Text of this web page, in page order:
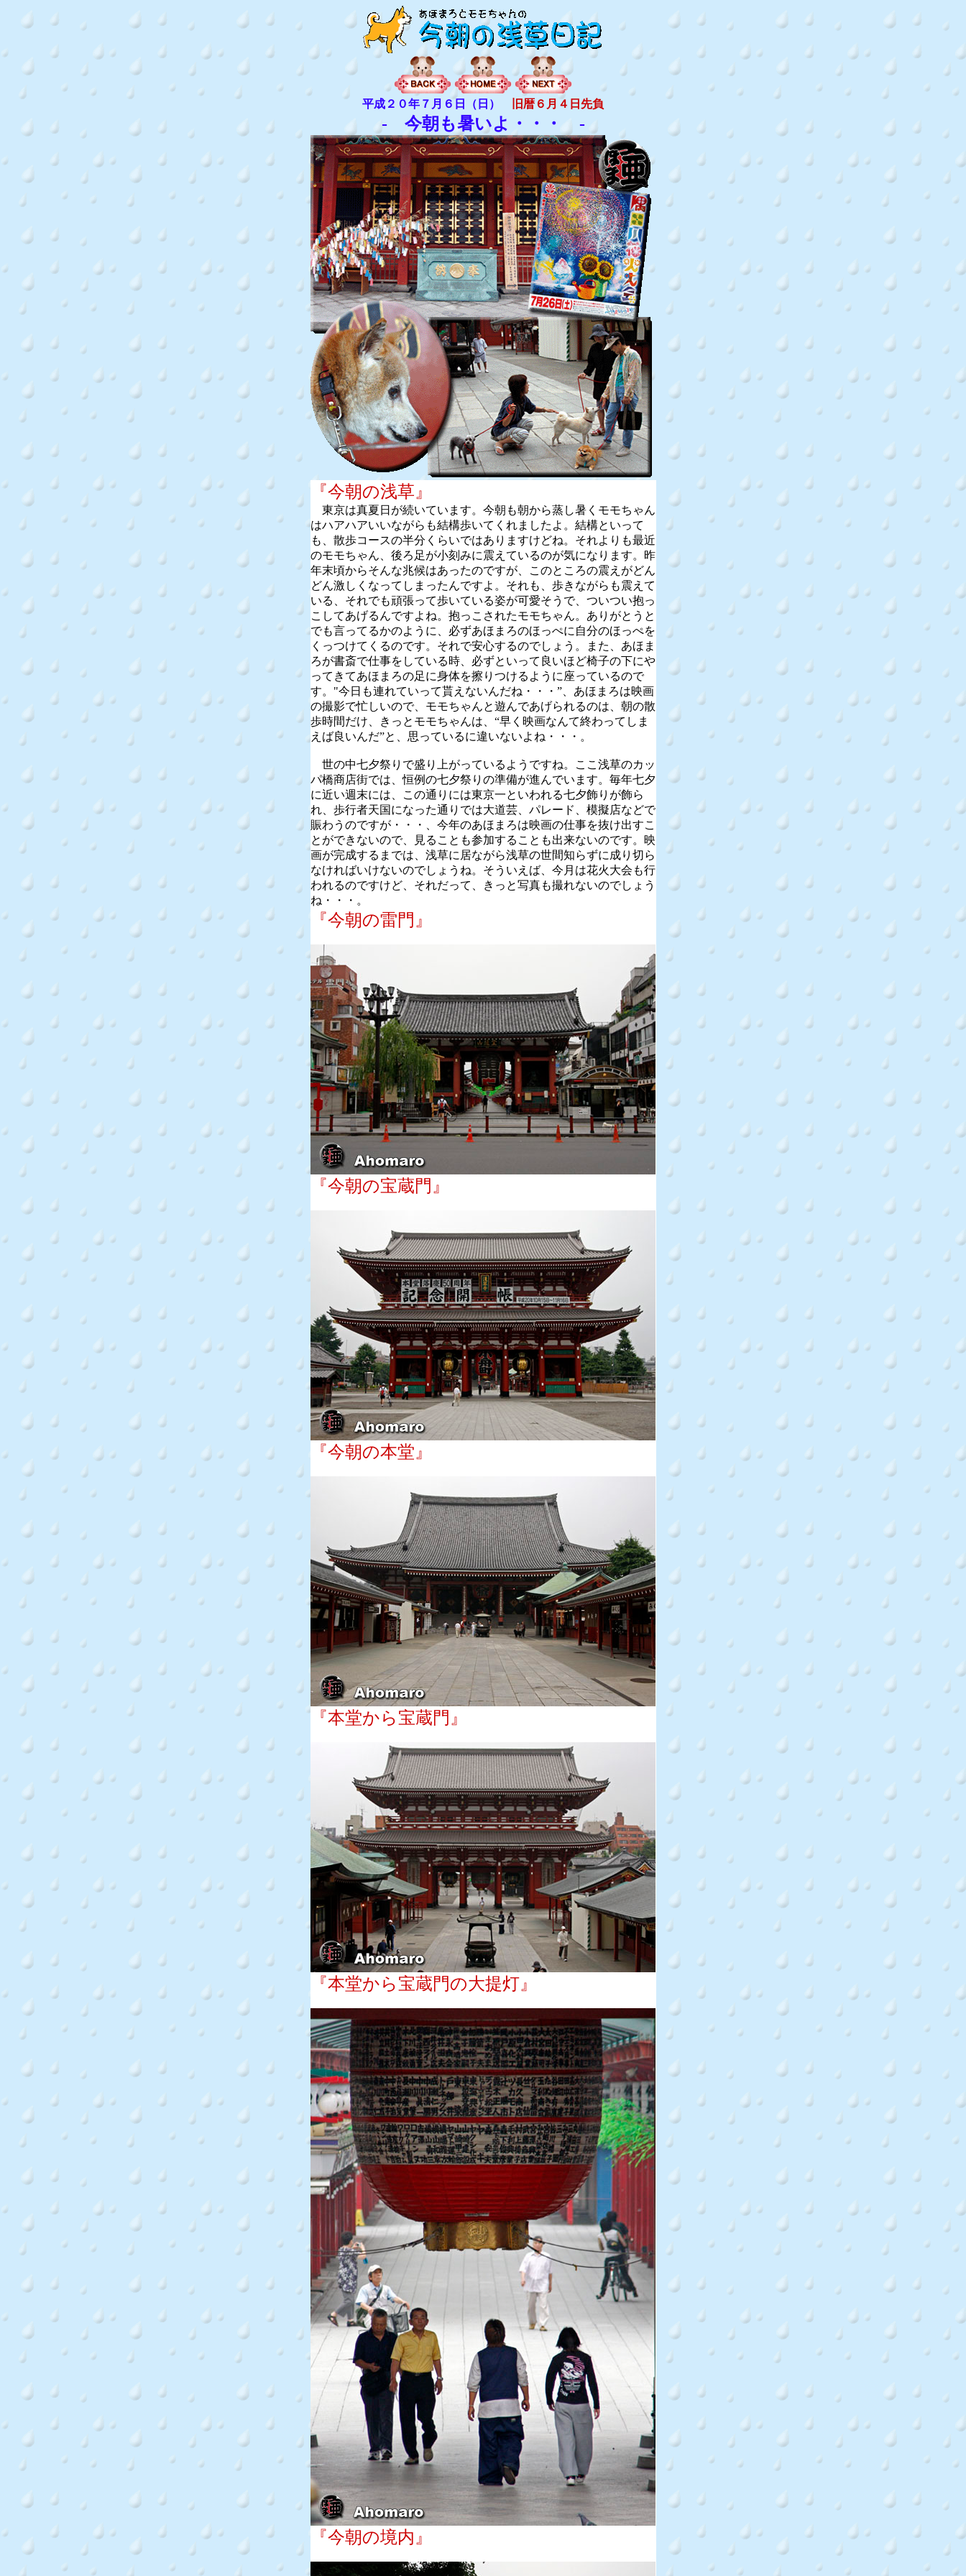
平成２０年７月６日（日） 旧暦６月４日先負
- 今朝も暑いよ・・・ -
『今朝の浅草』
東京は真夏日が続いています。今朝も朝から蒸し暑くモモちゃん
はハアハアいいながらも結構歩いてくれましたよ。結構といって
も、散歩コースの半分くらいではありますけどね。それよりも最近
のモモちゃん、後ろ足が小刻みに震えているのが気になります。昨
年末頃からそんな兆候はあったのですが、このところの震えがどん
どん激しくなってしまったんですよ。それも、歩きながらも震えて
いる、それでも頑張って歩いている姿が可愛そうで、ついつい抱っ
こしてあげるんですよね。抱っこされたモモちゃん。ありがとうと
でも言ってるかのように、必ずあほまろのほっぺに自分のほっぺを
くっつけてくるのです。それで安心するのでしょう。また、あほま
ろが書斎で仕事をしている時、必ずといって良いほど椅子の下にや
ってきてあほまろの足に身体を擦りつけるように座っているので
す。"今日も連れていって貰えないんだね・・・”、あほまろは映画
の撮影で忙しいので、モモちゃんと遊んであげられるのは、朝の散
歩時間だけ、きっとモモちゃんは、“早く映画なんて終わってしま
えば良いんだ”と、思っているに違いないよね・・・。
世の中七夕祭りで盛り上がっているようですね。ここ浅草のカッ
パ橋商店街では、恒例の七夕祭りの準備が進んでいます。毎年七夕
に近い週末には、この通りには東京一といわれる七夕飾りが飾ら
れ、歩行者天国になった通りでは大道芸、パレード、模擬店などで
賑わうのですが・・・、今年のあほまろは映画の仕事を抜け出すこ
とができないので、見ることも参加することも出来ないのです。映
画が完成するまでは、浅草に居ながら浅草の世間知らずに成り切ら
なければいけないのでしょうね。そういえば、今月は花火大会も行
われるのですけど、それだって、きっと写真も撮れないのでしょう
ね・・・。
『今朝の雷門』
『今朝の宝蔵門』
『今朝の本堂』
『本堂から宝蔵門』
『本堂から宝蔵門の大提灯』
『今朝の境内』